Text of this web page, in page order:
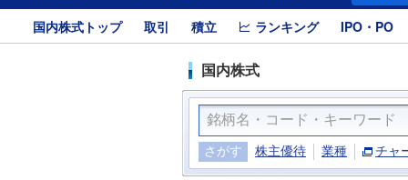
国内株式トップ 取引 積立 ランキング IPO・PO
国内株式
さがす 株主優待 業種 チャ